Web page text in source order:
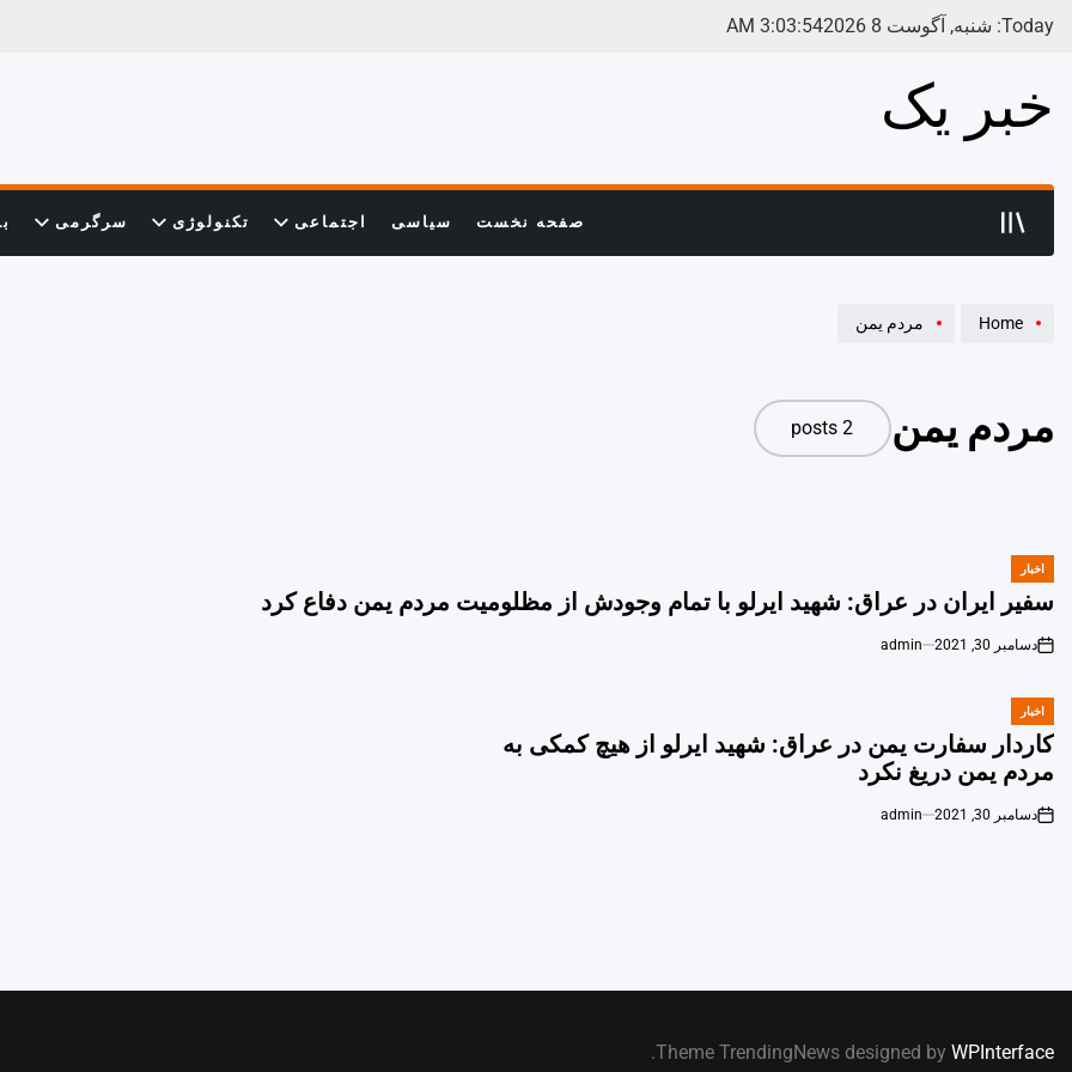
Today: شنبه, آگوست 8 2026 3:03:54
AM
خبر یک
صفحه نخست سیاسی اجتماعی تکنولوژی سرگرمی
Home مردم یمن
مردم یمن 2 posts
POSTED
اخبار
سفیر ایران در عراق: شهید ایرلو با تمام وجودش از مظلومیت مردم یمن دفاع کرد
on
دسامبر 30, 2021 admin
POSTED
IN
اخبار
کاردار سفارت یمن در عراق: شهید ایرلو از هیچ کمکی به
مردم یمن دریغ نکرد
on
دسامبر 30, 2021 admin
Theme TrendingNews designed by WPInterface
.